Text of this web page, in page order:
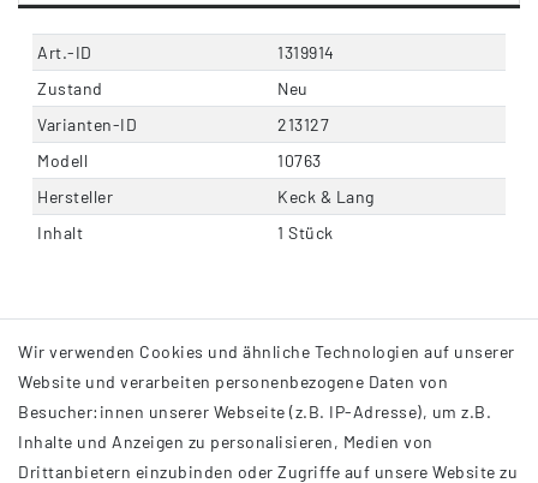
Art.-ID
1319914
Zustand
Neu
Varianten-ID
213127
Modell
10763
Hersteller
Keck & Lang
Inhalt
1 Stück
Wir verwenden Cookies und ähnliche Technologien auf unserer
Website und verarbeiten personenbezogene Daten von
Besucher:innen unserer Webseite (z.B. IP-Adresse), um z.B.
Inhalte und Anzeigen zu personalisieren, Medien von
Drittanbietern einzubinden oder Zugriffe auf unsere Website zu